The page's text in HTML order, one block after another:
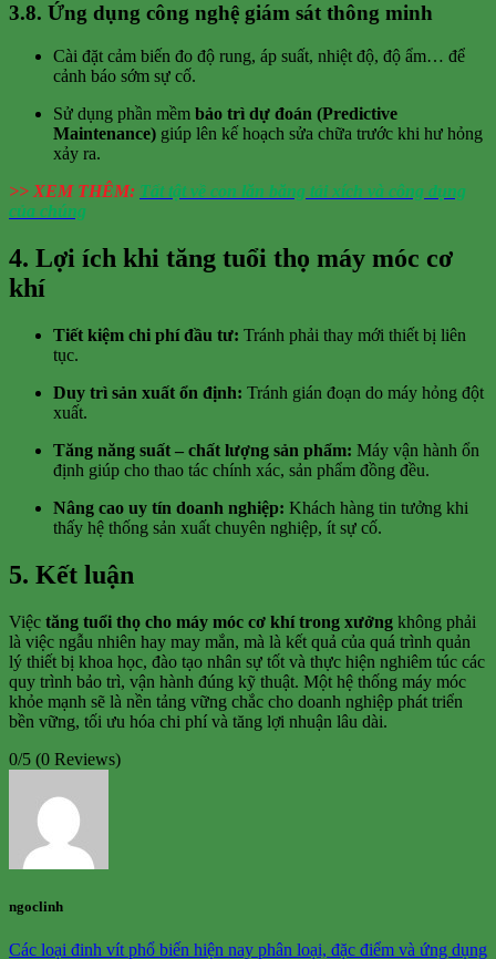
3.8. Ứng dụng công nghệ giám sát thông minh
Cài đặt cảm biến đo độ rung, áp suất, nhiệt độ, độ ẩm… để
cảnh báo sớm sự cố.
Sử dụng phần mềm bảo trì dự đoán (Predictive
Maintenance) giúp lên kế hoạch sửa chữa trước khi hư hỏng
xảy ra.
>> XEM THÊM: Tất tật về con lăn băng tải xích và công dụng
của chúng
4. Lợi ích khi tăng tuổi thọ máy móc cơ
khí
Tiết kiệm chi phí đầu tư: Tránh phải thay mới thiết bị liên
tục.
Duy trì sản xuất ổn định: Tránh gián đoạn do máy hỏng đột
xuất.
Tăng năng suất – chất lượng sản phẩm: Máy vận hành ổn
định giúp cho thao tác chính xác, sản phẩm đồng đều.
Nâng cao uy tín doanh nghiệp: Khách hàng tin tưởng khi
thấy hệ thống sản xuất chuyên nghiệp, ít sự cố.
5. Kết luận
Việc tăng tuổi thọ cho máy móc cơ khí trong xưởng không phải
là việc ngẫu nhiên hay may mắn, mà là kết quả của quá trình quản
lý thiết bị khoa học, đào tạo nhân sự tốt và thực hiện nghiêm túc các
quy trình bảo trì, vận hành đúng kỹ thuật. Một hệ thống máy móc
khỏe mạnh sẽ là nền tảng vững chắc cho doanh nghiệp phát triển
bền vững, tối ưu hóa chi phí và tăng lợi nhuận lâu dài.
0/5 (0 Reviews)
ngoclinh
Các loại đinh vít phổ biến hiện nay phân loại, đặc điểm và ứng dụng